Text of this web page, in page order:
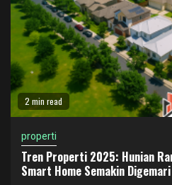
2 min read
properti
Tren Properti 2025: Hunian
Smart Home Semakin Digemari